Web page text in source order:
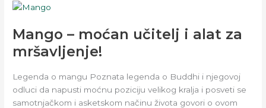
Mango – moćan učitelj i alat za
mršavljenje!
Legenda o mangu Poznata legenda o Buddhi i njegovoj
odluci da napusti moćnu poziciju velikog kralja i posveti se
samotnjačkom i asketskom načinu života govori o ovom
Mango
moćan
učitelj
i